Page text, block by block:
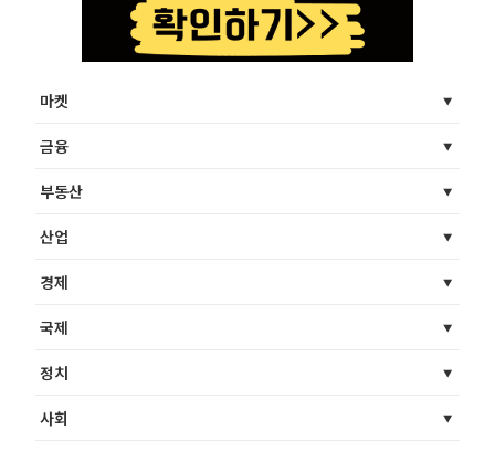
마켓
금융
부동산
산업
경제
국제
정치
사회